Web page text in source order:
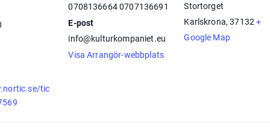
tic
0708136664 0707136691
E-post
info@kulturkompaniet.eu
Visa Arrangör-webbplats
Stortorget
Karlskrona, 37132 +
Google Map